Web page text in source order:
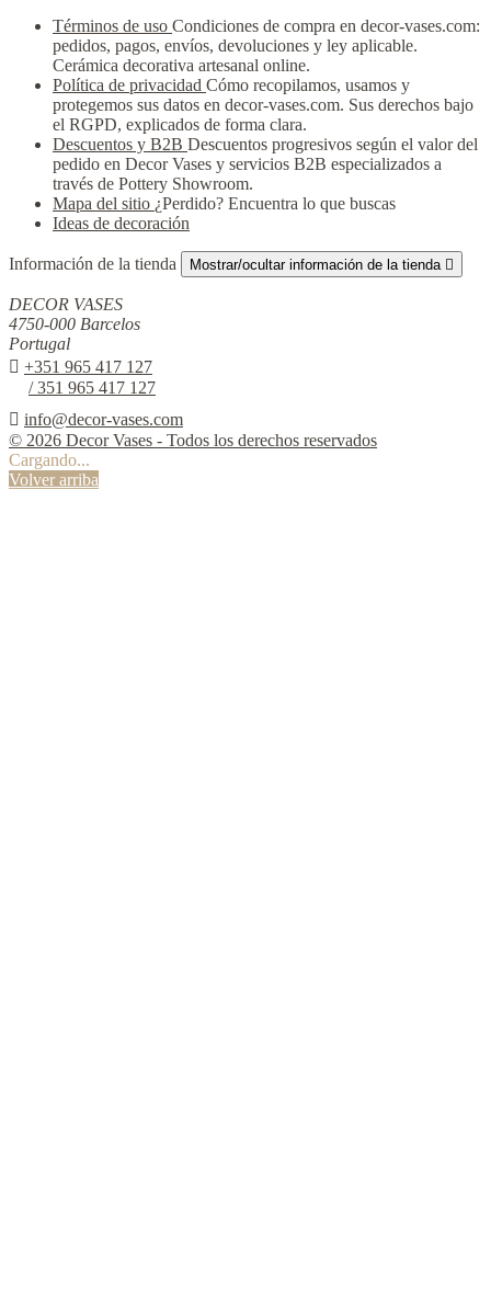
Términos de uso Condiciones de compra en decor-vases.com:
pedidos, pagos, envíos, devoluciones y ley aplicable.
Cerámica decorativa artesanal online.
Política de privacidad Cómo recopilamos, usamos y
protegemos sus datos en decor-vases.com. Sus derechos bajo
el RGPD, explicados de forma clara.
Descuentos y B2B Descuentos progresivos según el valor del
pedido en Decor Vases y servicios B2B especializados a
través de Pottery Showroom.
Mapa del sitio ¿Perdido? Encuentra lo que buscas
Ideas de decoración
Información de la tienda Mostrar/ocultar información de la tienda 
DECOR VASES
4750-000 Barcelos
Portugal
 +351 965 417 127
/ 351 965 417 127
 info@decor-vases.com
© 2026 Decor Vases - Todos los derechos reservados
Cargando...
Volver arriba